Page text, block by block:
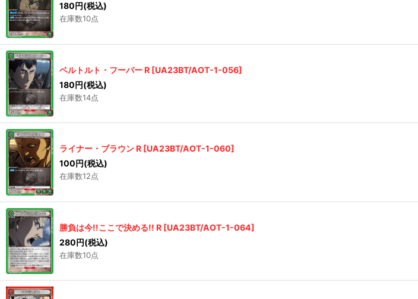
180円(税込)
在庫数10点
ベルトルト・フーバー R [UA23BT/AOT-1-056]
180円(税込)
在庫数14点
ライナー・ブラウン R [UA23BT/AOT-1-060]
100円(税込)
在庫数12点
勝負は今!!ここで決める!! R [UA23BT/AOT-1-064]
280円(税込)
在庫数10点